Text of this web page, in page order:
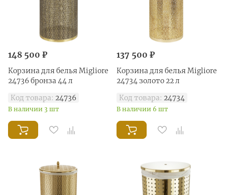
148 500 ₽
Корзина для белья Migliore
24736 бронза 44 л
Код товара: 24736
В наличии 3 шт
137 500 ₽
Корзина для белья Migliore
24734 золото 22 л
Код товара: 24734
В наличии 6 шт